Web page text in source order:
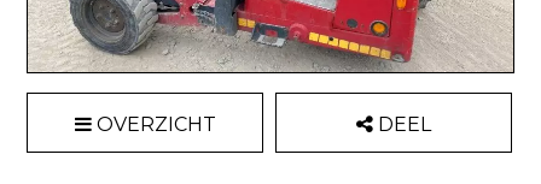
OVERZICHT DEEL